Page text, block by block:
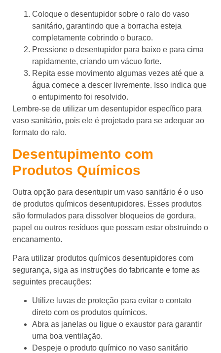
Coloque o desentupidor sobre o ralo do vaso
sanitário, garantindo que a borracha esteja
completamente cobrindo o buraco.
Pressione o desentupidor para baixo e para cima
rapidamente, criando um vácuo forte.
Repita esse movimento algumas vezes até que a
água comece a descer livremente. Isso indica que
o entupimento foi resolvido.
Lembre-se de utilizar um desentupidor específico para
vaso sanitário, pois ele é projetado para se adequar ao
formato do ralo.
Desentupimento com
Produtos Químicos
Outra opção para desentupir um vaso sanitário é o uso
de produtos químicos desentupidores. Esses produtos
são formulados para dissolver bloqueios de gordura,
papel ou outros resíduos que possam estar obstruindo o
encanamento.
Para utilizar produtos químicos desentupidores com
segurança, siga as instruções do fabricante e tome as
seguintes precauções:
Utilize luvas de proteção para evitar o contato
direto com os produtos químicos.
Abra as janelas ou ligue o exaustor para garantir
uma boa ventilação.
Despeje o produto químico no vaso sanitário